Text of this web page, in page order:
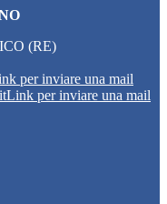
(RE)
per inviare una mail
Link per inviare una mail